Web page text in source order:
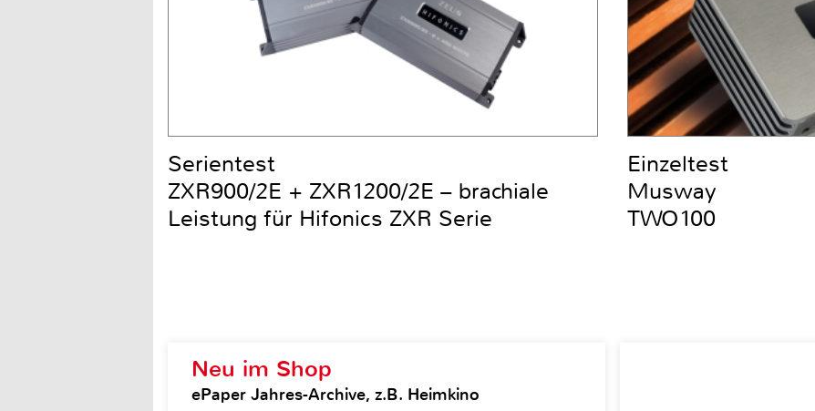
Neu im Shop
ePaper Jahres-Archive, z.B. Heimkino
Serientest
ZXR900/2E + ZXR1200/2E – brachiale
Leistung für Hifonics ZXR Serie
Einzeltest
Musway
TWO100